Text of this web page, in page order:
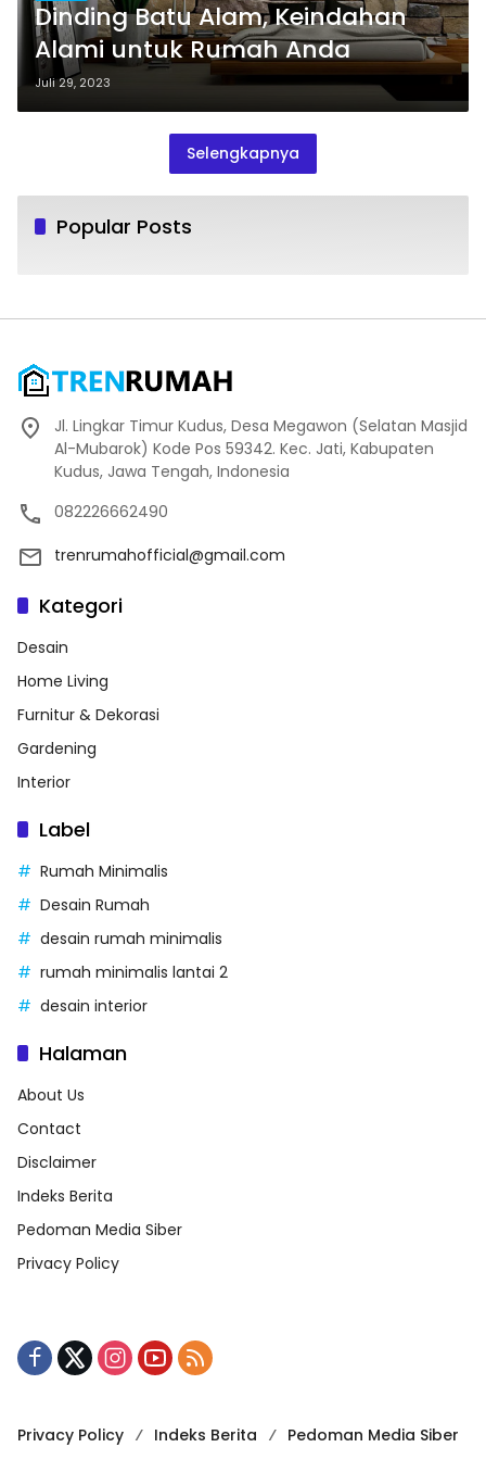
Dinding Batu Alam, Keindahan
Alami untuk Rumah Anda
Juli 29, 2023
Selengkapnya
Popular Posts
Jl. Lingkar Timur Kudus, Desa Megawon (Selatan Masjid
Al-Mubarok) Kode Pos 59342. Kec. Jati, Kabupaten
Kudus, Jawa Tengah, Indonesia
082226662490
trenrumahofficial@gmail.com
Kategori
Desain
Home Living
Furnitur & Dekorasi
Gardening
Interior
Label
Rumah Minimalis
Desain Rumah
desain rumah minimalis
rumah minimalis lantai 2
desain interior
Halaman
About Us
Contact
Disclaimer
Indeks Berita
Pedoman Media Siber
Privacy Policy
Privacy Policy Indeks Berita Pedoman Media Siber